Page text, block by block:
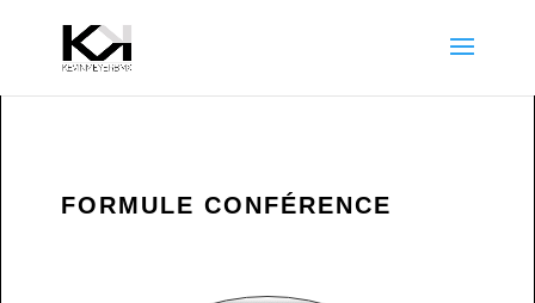
FORMULE CONFÉRENCE